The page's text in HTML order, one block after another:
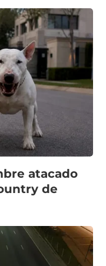
atacado
de